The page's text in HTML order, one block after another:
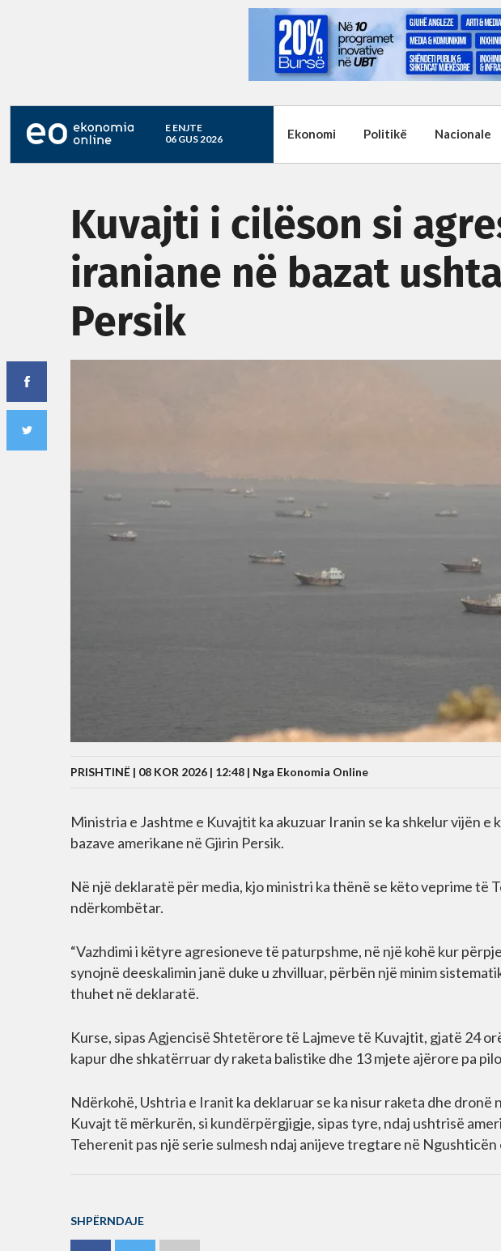
E ENJTE
06 GUS 2026
Ekonomi Politikë Nacionale
Kuvajti i cilëson si
iraniane në bazat
Persik
PRISHTINË | 08 KOR 2026 | 12:48 | Nga Ekonomia Online
Ministria e Jashtme e Kuvajtit ka akuzuar Iranin se ka shkelur vijën e
bazave amerikane në Gjirin Persik.
Në një deklaratë për media, kjo ministri ka thënë se këto veprime të
ndërkombëtar.
“Vazhdimi i këtyre agresioneve të paturpshme, në një kohë kur
synojnë deeskalimin janë duke u zhvilluar, përbën një minim
thuhet në deklaratë.
Kurse, sipas Agjencisë Shtetërore të Lajmeve të Kuvajtit, gjatë 24
kapur dhe shkatërruar dy raketa balistike dhe 13 mjete ajërore pa
Ndërkohë, Ushtria e Iranit ka deklaruar se ka nisur raketa dhe dronë
Kuvajt të mërkurën, si kundërpërgjigje, sipas tyre, ndaj ushtrisë
Teherenit pas një serie sulmesh ndaj anijeve tregtare në Ngushticën
SHPËRNDAJE